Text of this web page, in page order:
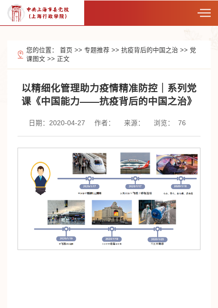
您的位置： 首页 >> 专题推荐 >> 抗疫背后的中国之治 >> 党
课图文>> 正文
以精细化管理助力疫情精准防控｜系列党
课《中国能力——抗疫背后的中国之治》
日期：2020-04-27 作者： 来源： 浏览： 76